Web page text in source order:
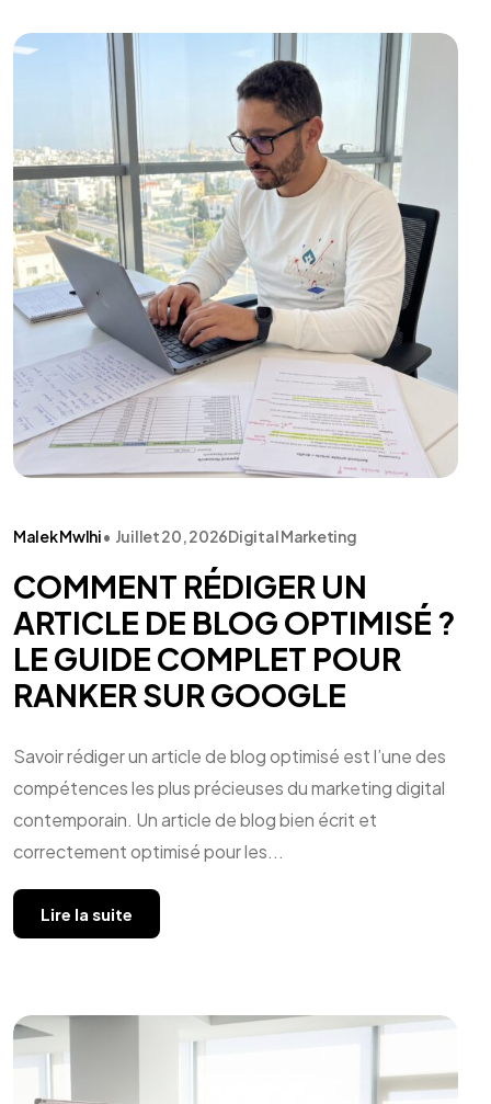
Malek Mwlhi• Juillet 20, 2026Digital Marketing
COMMENT RÉDIGER UN
ARTICLE DE BLOG OPTIMISÉ ?
LE GUIDE COMPLET POUR
RANKER SUR GOOGLE
Savoir rédiger un article de blog optimisé est l’une des
compétences les plus précieuses du marketing digital
contemporain. Un article de blog bien écrit et
correctement optimisé pour les...
Lire la suite